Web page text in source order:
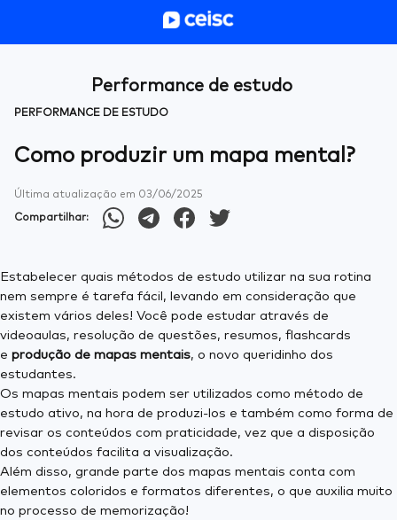
Performance de estudo
PERFORMANCE DE ESTUDO
Como produzir um mapa mental?
Última atualização em 03/06/2025
Compartilhar:
Estabelecer quais métodos de estudo utilizar na sua rotina
nem sempre é tarefa fácil, levando em consideração que
existem vários deles! Você pode estudar através de
videoaulas, resolução de questões, resumos, flashcards
e produção de mapas mentais, o novo queridinho dos
estudantes.
Os mapas mentais podem ser utilizados como método de
estudo ativo, na hora de produzi-los e também como forma de
revisar os conteúdos com praticidade, vez que a disposição
dos conteúdos facilita a visualização.
Além disso, grande parte dos mapas mentais conta com
elementos coloridos e formatos diferentes, o que auxilia muito
no processo de memorização!